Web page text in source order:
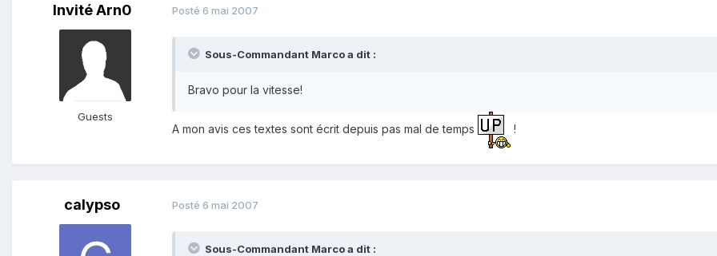
Invité Arn0
Guests
Posté 6 mai 2007
Sous-Commandant Marco a dit :
Bravo pour la vitesse!
A mon avis ces textes sont écrit depuis pas mal de temps !
calypso Posté 6 mai 2007
Sous-Commandant Marco a dit :